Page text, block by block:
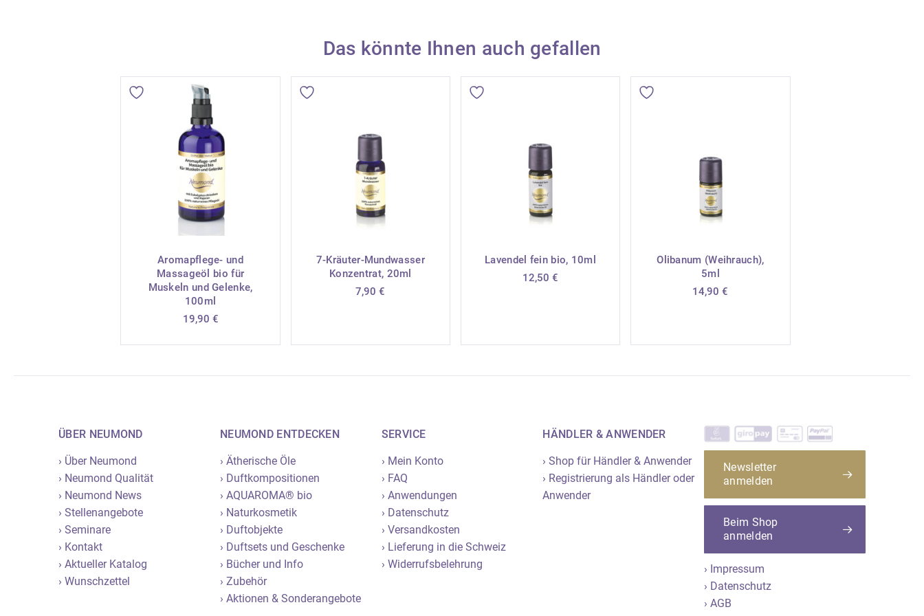
Das könnte Ihnen auch gefallen
Aromapflege- und
Massageöl bio für
Muskeln und Gelenke,
100ml
19,90 €
7-Kräuter-Mundwasser
Konzentrat, 20ml
7,90€
Lavendel fein bio, 10ml
12,50€
Olibanum (Weihrauch),
5ml
14,90€
ÜBER NEUMOND
› Über Neumond
› Neumond Qualität
› Neumond News
› Stellenangebote
› Seminare
› Kontakt
› Aktueller Katalog
› Wunschzettel
NEUMOND ENTDECKEN
› Ätherische Öle
› Duftkompositionen
› AQUAROMA® bio
› Naturkosmetik
› Duftobjekte
› Duftsets und Geschenke
› Bücher und Info
› Zubehör
› Aktionen & Sonderangebote
SERVICE
› Mein Konto
› FAQ
› Anwendungen
› Datenschutz
› Versandkosten
› Lieferung in die Schweiz
› Widerrufsbelehrung
HÄNDLER & ANWENDER
› Shop für Händler & Anwender
› Registrierung als Händler oder
Anwender
Newsletter
anmelden
Beim Shop
anmelden
› Impressum
› Datenschutz
› AGB